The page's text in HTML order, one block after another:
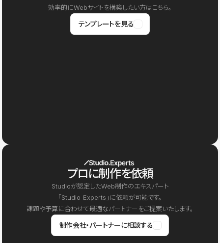
効率的にWebサイトを構築したい方はこちら。
テンプレートを見る
プロに制作を依頼
Studioが認定したWeb制作のエキスパート
「Studio Experts」に依頼が可能です。
課題や予算に合わせて最適なパートナーをご提案いたします。
制作会社・パートナーに相談する